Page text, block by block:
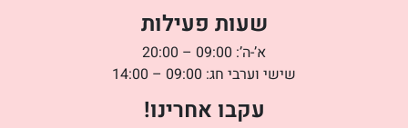
שעות פעילות
א’-ה’: 09:00 – 20:00
שישי וערבי חג: 09:00 – 14:00
עקבו אחרינו!